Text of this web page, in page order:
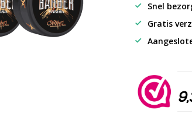
Snel
Gratis